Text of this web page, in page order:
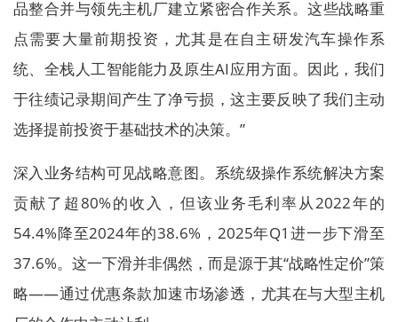
品整合并与领先主机厂建立紧密合作关系。这些战略重
点需要大量前期投资，尤其是在自主研发汽车操作系
统、全栈人工智能能力及原生AI应用方面。因此，我们
于往绩记录期间产生了净亏损，这主要反映了我们主动
选择提前投资于基础技术的决策。”
深入业务结构可见战略意图。系统级操作系统解决方案
贡献了超80%的收入，但该业务毛利率从2022年的
54.4%降至2024年的38.6%，2025年Q1进一步下滑至
37.6%。这一下滑并非偶然，而是源于其“战略性定价”策
略——通过优惠条款加速市场渗透，尤其在与大型主机